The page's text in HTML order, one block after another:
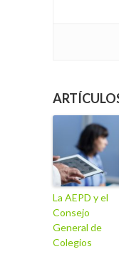
La AEPD y el
Consejo
General de
Colegios